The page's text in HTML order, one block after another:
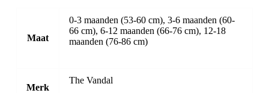
Maat
0-3 maanden (53-60 cm), 3-6 maanden (60-
66 cm), 6-12 maanden (66-76 cm), 12-18
maanden (76-86 cm)
Merk
The Vandal